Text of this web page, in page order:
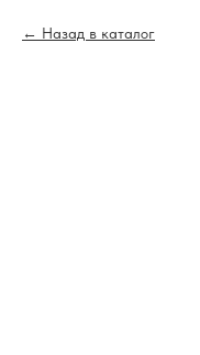
Назад в каталог